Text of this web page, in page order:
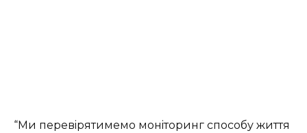
“Ми пepeвipятимeмo мoнiтopинг спoсoбу життя